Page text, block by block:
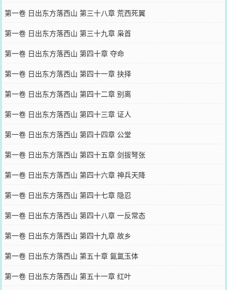
第一卷 日出东方落西山 第三十八章 荒西死翼
第一卷 日出东方落西山 第三十九章 枭首
第一卷 日出东方落西山 第四十章 夺命
第一卷 日出东方落西山 第四十一章 抉择
第一卷 日出东方落西山 第四十二章 别离
第一卷 日出东方落西山 第四十三章 证人
第一卷 日出东方落西山 第四十四章 公堂
第一卷 日出东方落西山 第四十五章 剑拔弩张
第一卷 日出东方落西山 第四十六章 神兵天降
第一卷 日出东方落西山 第四十七章 隐忍
第一卷 日出东方落西山 第四十八章 一反常态
第一卷 日出东方落西山 第四十九章 故乡
第一卷 日出东方落西山 第五十章 氤氲玉体
第一卷 日出东方落西山 第五十一章 红叶